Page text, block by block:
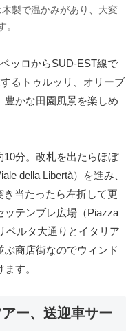
製で温かみがあり、大変
。
ッロからSUD-EST線で
るトゥルッリ、オリーブ
かな田園風景を楽しめ
分。改札を出たらほぼ
della Libertà）を進み、
き当たったら左折して更
ッテンブレ広場（Piazza
ベルタ大通りとイタリア
商店街なのでウィンド
す。
ー、送迎車サー